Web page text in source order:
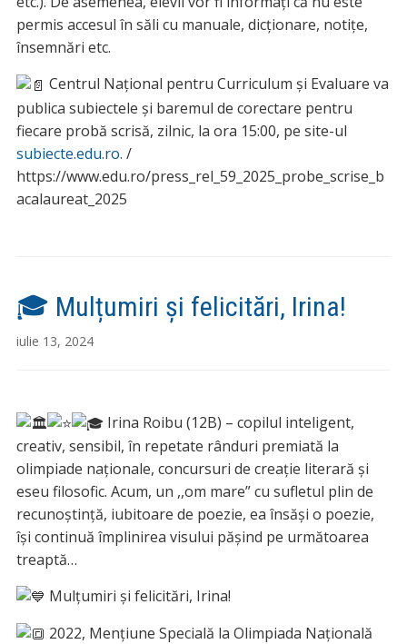
permis accesul în săli cu manuale, dicționare, notițe,
însemnări etc.
Centrul Național pentru Curriculum și Evaluare va
publica subiectele și baremul de corectare pentru
fiecare probă scrisă, zilnic, la ora 15:00, pe site-ul
subiecte.edu.ro. /
https://www.edu.ro/press_rel_59_2025_probe_scrise_b
acalaureat_2025
🎓 Mulțumiri și felicitări, Irina!
iulie 13, 2024
Irina Roibu (12B) – copilul inteligent,
creativ, sensibil, în repetate rânduri premiată la
olimpiade naționale, concursuri de creație literară și
eseu filosofic. Acum, un ,,om mare” cu sufletul plin de
recunoștință, iubitoare de poezie, ea însăși o poezie,
își continuă împlinirea visului pășind pe următoarea
treaptă…
Mulțumiri și felicitări, Irina!
2022, Mențiune Specială la Olimpiada Națională